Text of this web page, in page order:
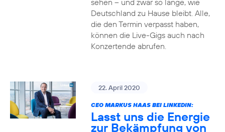
sehen – und zwar so lange, wie
Deutschland zu Hause bleibt. Alle,
die den Termin verpasst haben,
können die Live-Gigs auch nach
Konzertende abrufen.
22. April 2020
CEO MARKUS HAAS BEI LINKEDIN:
Lasst uns die Energie
zur Bekämpfung von